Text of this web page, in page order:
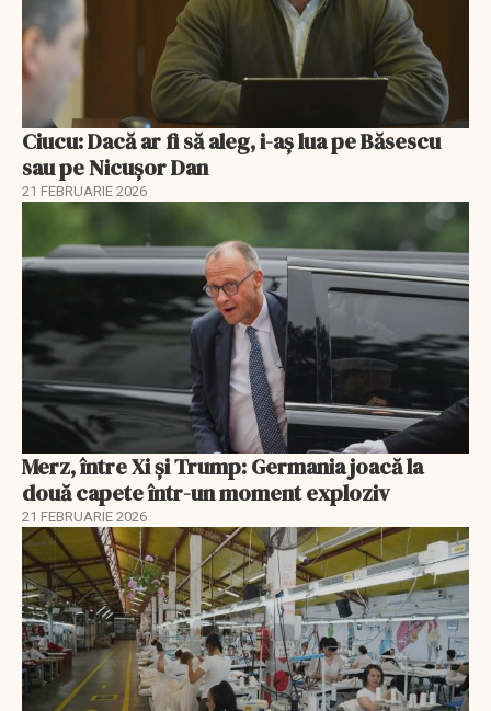
Ciucu: Dacă ar fi să aleg, i-aș lua pe Băsescu
sau pe Nicușor Dan
21 FEBRUARIE 2026
Merz, între Xi și Trump: Germania joacă la
două capete într-un moment exploziv
21 FEBRUARIE 2026